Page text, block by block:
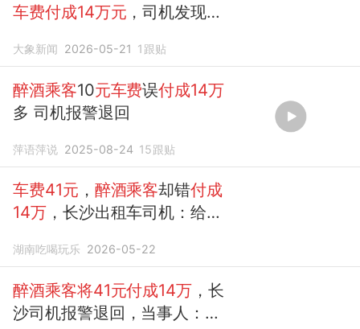
车费付成14万元 ，司机发现后
言，将钱全部退回
大象新闻 2026-05-21 1 跟贴
醉酒乘客10元车费误付成14万
多 司机报警退回
萍语萍说 2025-08-24 15跟贴
车费41元 ， 醉酒乘客却错付成
14万 ，长沙出租车司机：给我
湖南吃喝玩乐 2026-05-22
醉酒乘客将41元付成14万，长
沙司机报警退回，当事人：我